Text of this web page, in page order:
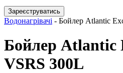
Зареєструватись
Водонагрівачі - Бойлер Atlantic
Бойлер Atlantic
VSRS 300L